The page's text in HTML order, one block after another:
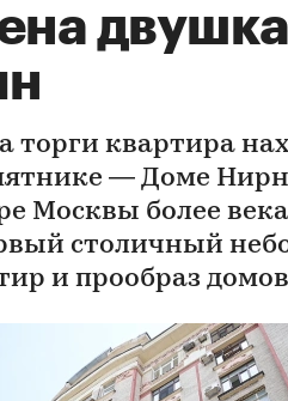
торги квартира
— Доме
Москвы более
столичный
и прообраз